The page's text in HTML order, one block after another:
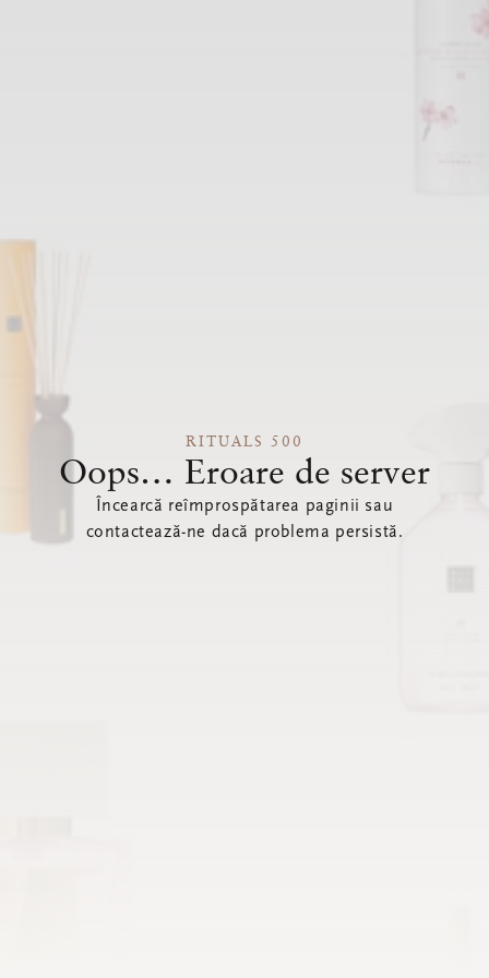
RITUALS 500
Oops… Eroare de server
Încearcă reîmprospătarea paginii sau
contactează-ne dacă problema persistă.